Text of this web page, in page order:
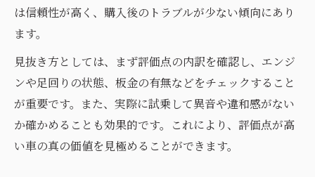
は信頼性が高く、購入後のトラブルが少ない傾向にあり
ます。
見抜き方としては、まず評価点の内訳を確認し、エンジ
ンや足回りの状態、板金の有無などをチェックすること
が重要です。また、実際に試乗して異音や違和感がない
か確かめることも効果的です。これにより、評価点が高
い車の真の価値を見極めることができます。